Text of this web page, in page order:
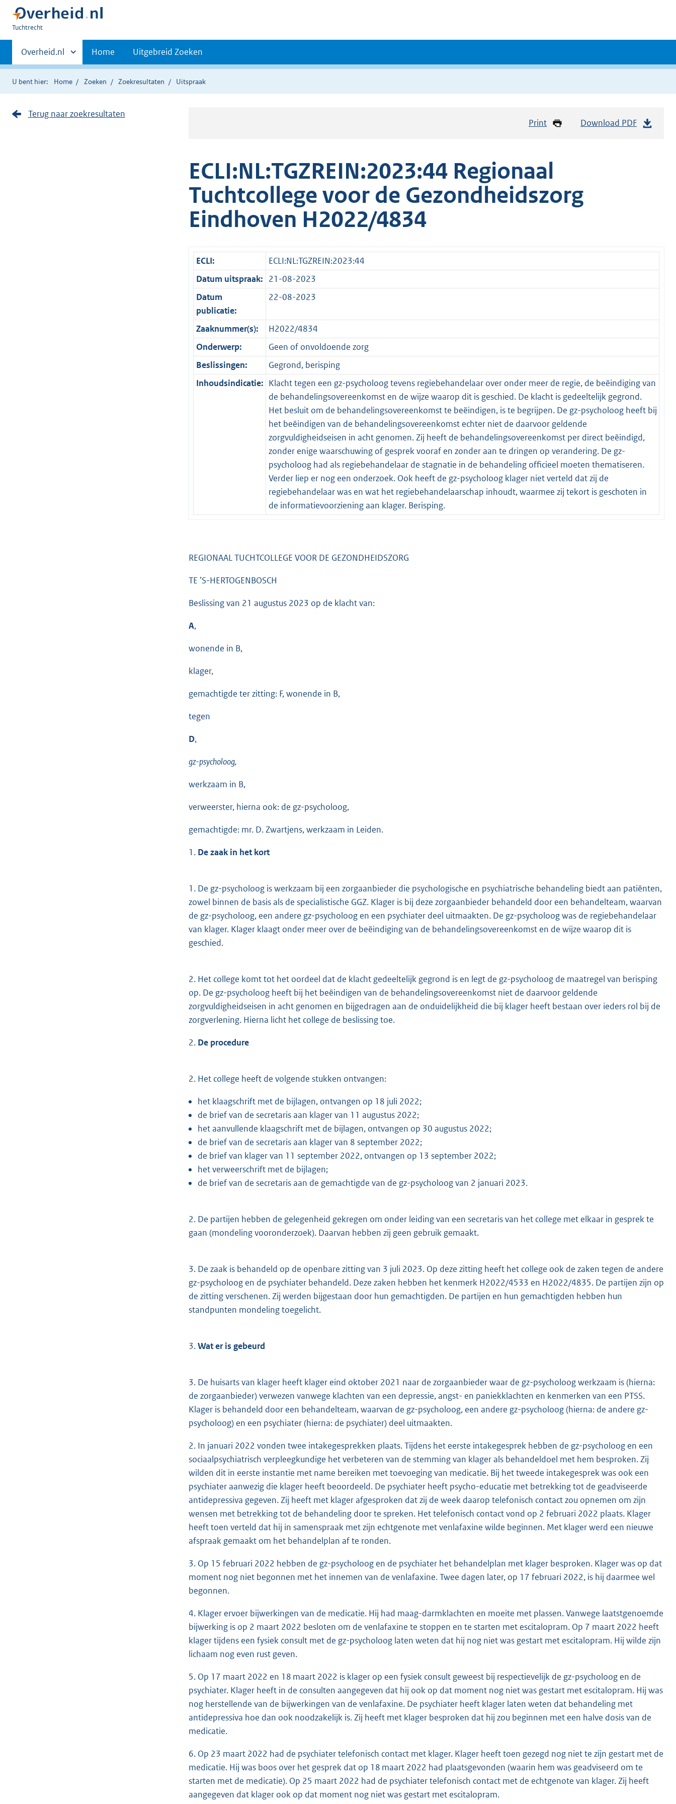
U
hier:
Tuchtrecht
Primaire
navigatie
Andere
sites
binnen
Overheid.nl Home Uitgebreid Zoeken
U bent hier: Home Zoeken Zoekresultaten Uitspraak
Print Download PDF
ECLI:NL:TGZREIN:2023:44 Regionaal
Tuchtcollege voor de Gezondheidszorg
Eindhoven H2022/4834
ECLI:
ECLI:NL:TGZREIN:2023:44
Datum uitspraak: 21-08-2023
Datum
publicatie:
22-08-2023
Zaaknummer(s):
H2022/4834
Onderwerp:
Geen of onvoldoende zorg
Beslissingen:
Gegrond, berisping
Inhoudsindicatie: Klacht tegen een gz-psycholoog tevens regiebehandelaar over onder meer de regie, de beëindiging van
de behandelingsovereenkomst en de wijze waarop dit is geschied. De klacht is gedeeltelijk gegrond.
Het besluit om de behandelingsovereenkomst te beëindigen, is te begrijpen. De gz-psycholoog heeft bij
het beëindigen van de behandelingsovereenkomst echter niet de daarvoor geldende
zorgvuldigheidseisen in acht genomen. Zij heeft de behandelingsovereenkomst per direct beëindigd,
zonder enige waarschuwing of gesprek vooraf en zonder aan te dringen op verandering. De gz-
psycholoog had als regiebehandelaar de stagnatie in de behandeling officieel moeten thematiseren.
Verder liep er nog een onderzoek. Ook heeft de gz-psycholoog klager niet verteld dat zij de
regiebehandelaar was en wat het regiebehandelaarschap inhoudt, waarmee zij tekort is geschoten in
de informatievoorziening aan klager. Berisping.
REGIONAAL TUCHTCOLLEGE VOOR DE GEZONDHEIDSZORG
TE ’S-HERTOGENBOSCH
Beslissing van 21 augustus 2023 op de klacht van:
A,
wonende in B,
klager,
gemachtigde ter zitting: F, wonende in B,
tegen
D,
gz-psycholoog,
werkzaam in B,
verweerster, hierna ook: de gz-psycholoog,
gemachtigde: mr. D. Zwartjens, werkzaam in Leiden.
1. De zaak in het kort
1. De gz-psycholoog is werkzaam bij een zorgaanbieder die psychologische en psychiatrische behandeling biedt aan patiënten,
zowel binnen de basis als de specialistische GGZ. Klager is bij deze zorgaanbieder behandeld door een behandelteam, waarvan
de gz-psycholoog, een andere gz-psycholoog en een psychiater deel uitmaakten. De gz-psycholoog was de regiebehandelaar
van klager. Klager klaagt onder meer over de beëindiging van de behandelingsovereenkomst en de wijze waarop dit is
geschied.
2. Het college komt tot het oordeel dat de klacht gedeeltelijk gegrond is en legt de gz-psycholoog de maatregel van berisping
op. De gz-psycholoog heeft bij het beëindigen van de behandelingsovereenkomst niet de daarvoor geldende
zorgvuldigheidseisen in acht genomen en bijgedragen aan de onduidelijkheid die bij klager heeft bestaan over ieders rol bij de
zorgverlening. Hierna licht het college de beslissing toe.
2. De procedure
2. Het college heeft de volgende stukken ontvangen:
het klaagschrift met de bijlagen, ontvangen op 18 juli 2022;
de brief van de secretaris aan klager van 11 augustus 2022;
het aanvullende klaagschrift met de bijlagen, ontvangen op 30 augustus 2022;
de brief van de secretaris aan klager van 8 september 2022;
de brief van klager van 11 september 2022, ontvangen op 13 september 2022;
het verweerschrift met de bijlagen;
de brief van de secretaris aan de gemachtigde van de gz-psycholoog van 2 januari 2023.
2. De partijen hebben de gelegenheid gekregen om onder leiding van een secretaris van het college met elkaar in gesprek te
gaan (mondeling vooronderzoek). Daarvan hebben zij geen gebruik gemaakt.
3. De zaak is behandeld op de openbare zitting van 3 juli 2023. Op deze zitting heeft het college ook de zaken tegen de andere
gz-psycholoog en de psychiater behandeld. Deze zaken hebben het kenmerk H2022/4533 en H2022/4835. De partijen zijn op
de zitting verschenen. Zij werden bijgestaan door hun gemachtigden. De partijen en hun gemachtigden hebben hun
standpunten mondeling toegelicht.
3.Wat er is gebeurd
3. De huisarts van klager heeft klager eind oktober 2021 naar de zorgaanbieder waar de gz-psycholoog werkzaam is (hierna:
de zorgaanbieder) verwezen vanwege klachten van een depressie, angst- en paniekklachten en kenmerken van een PTSS.
Klager is behandeld door een behandelteam, waarvan de gz-psycholoog, een andere gz-psycholoog (hierna: de andere gz-
psycholoog) en een psychiater (hierna: de psychiater) deel uitmaakten.
2. In januari 2022 vonden twee intakegesprekken plaats. Tijdens het eerste intakegesprek hebben de gz-psycholoog en een
sociaalpsychiatrisch verpleegkundige het verbeteren van de stemming van klager als behandeldoel met hem besproken. Zij
wilden dit in eerste instantie met name bereiken met toevoeging van medicatie. Bij het tweede intakegesprek was ook een
psychiater aanwezig die klager heeft beoordeeld. De psychiater heeft psycho-educatie met betrekking tot de geadviseerde
antidepressiva gegeven. Zij heeft met klager afgesproken dat zij de week daarop telefonisch contact zou opnemen om zijn
wensen met betrekking tot de behandeling door te spreken. Het telefonisch contact vond op 2 februari 2022 plaats. Klager
heeft toen verteld dat hij in samenspraak met zijn echtgenote met venlafaxine wilde beginnen. Met klager werd een nieuwe
afspraak gemaakt om het behandelplan af te ronden.
3. Op 15 februari 2022 hebben de gz-psycholoog en de psychiater het behandelplan met klager besproken. Klager was op dat
moment nog niet begonnen met het innemen van de venlafaxine. Twee dagen later, op 17 februari 2022, is hij daarmee wel
begonnen.
4. Klager ervoer bijwerkingen van de medicatie. Hij had maag-darmklachten en moeite met plassen. Vanwege laatstgenoemde
bijwerking is op 2 maart 2022 besloten om de venlafaxine te stoppen en te starten met escitalopram. Op 7 maart 2022 heeft
klager tijdens een fysiek consult met de gz-psycholoog laten weten dat hij nog niet was gestart met escitalopram. Hij wilde zijn
lichaam nog even rust geven.
5. Op 17 maart 2022 en 18 maart 2022 is klager op een fysiek consult geweest bij respectievelijk de gz-psycholoog en de
psychiater. Klager heeft in de consulten aangegeven dat hij ook op dat moment nog niet was gestart met escitalopram. Hij was
nog herstellende van de bijwerkingen van de venlafaxine. De psychiater heeft klager laten weten dat behandeling met
antidepressiva hoe dan ook noodzakelijk is. Zij heeft met klager besproken dat hij zou beginnen met een halve dosis van de
medicatie.
6. Op 23 maart 2022 had de psychiater telefonisch contact met klager. Klager heeft toen gezegd nog niet te zijn gestart met de
medicatie. Hij was boos over het gesprek dat op 18 maart 2022 had plaatsgevonden (waarin hem was geadviseerd om te
starten met de medicatie). Op 25 maart 2022 had de psychiater telefonisch contact met de echtgenote van klager. Zij heeft
aangegeven dat klager ook op dat moment nog niet was gestart met escitalopram.
Terug naar zoekresultaten